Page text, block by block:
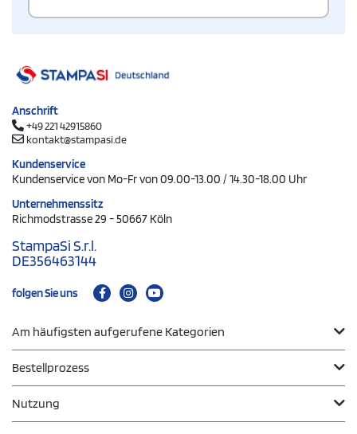
Anschrift
+49 221 42915860
kontakt@stampasi.de
Kundenservice
Kundenservice von Mo-Fr von 09.00-13.00 / 14.30-18.00 Uhr
Unternehmenssitz
Richmodstrasse 29 - 50667 Köln
StampaSi S.r.l.
DE356463144
folgen Sie uns
Am häufigsten aufgerufene Kategorien
Bestellprozess
Nutzung